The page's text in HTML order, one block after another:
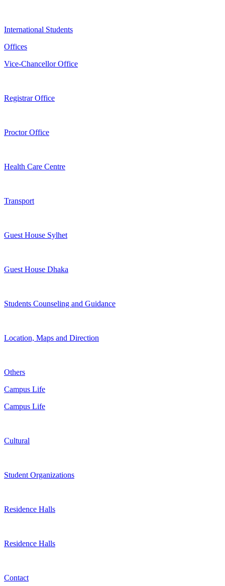
International Students
Offices
Vice-Chancellor Office
Registrar Office
Proctor Office
Health Care Centre
Transport
Guest House Sylhet
Guest House Dhaka
Students Counseling and Guidance
Location, Maps and Direction
Others
Campus Life
Campus Life
Cultural
Student Organizations
Residence Halls
Residence Halls
Contact